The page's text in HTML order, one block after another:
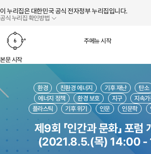
이 누리집은 대한민국 공식 전자정부 누리집입니다.
공식 누리집 확인방법
주메뉴 시작
본문 시작
환경 친환경 에너지 기후 재난 탄소
에너지 정책
환경 보호 지구 지속가
플라스틱
기후 위기 인문 인문학
제9회 「인간과 문화」 포럼
(2021.8.5.(목) 14:00 -